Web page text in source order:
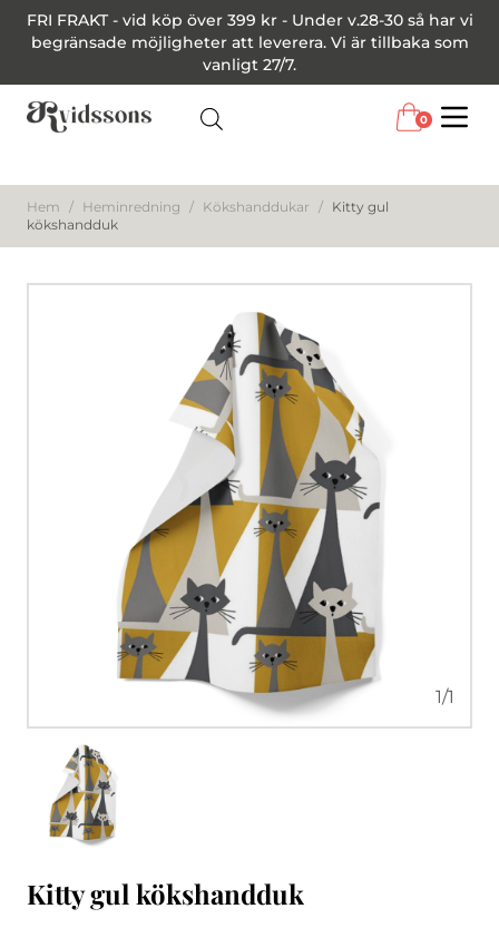
FRI FRAKT - vid köp över 399 kr - Under v.28-30 så har vi
begränsade möjligheter att leverera. Vi är tillbaka som
vanligt 27/7.
0
Hem / Heminredning / Kökshanddukar / Kitty gul
kökshandduk
1/1
Kitty gul kökshandduk